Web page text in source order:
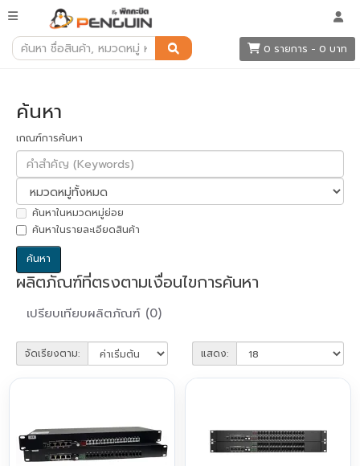
0 รายการ - 0 บาท
ค้นหา
ค้นหา
เกณฑ์การค้นหา
ค้นหาในหมวดหมู่ย่อย
ค้นหาในรายละเอียดสินค้า
ผลิตภัณฑ์ที่ตรงตามเงื่อนไขการค้นหา
เปรียบเทียบผลิตภัณฑ์ (0)
จัดเรียงตาม: แสดง: